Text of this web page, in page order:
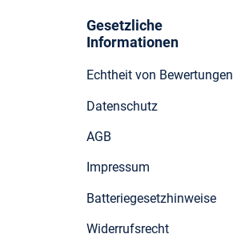
Gesetzliche
Informationen
Echtheit von Bewertungen
Datenschutz
AGB
Impressum
Batteriegesetzhinweise
Widerrufsrecht